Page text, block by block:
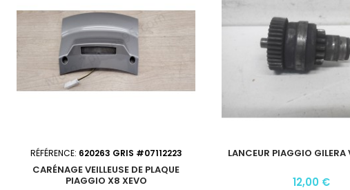
RÉFÉRENCE: 620263 GRIS #07112223
CARÉNAGE VEILLEUSE DE PLAQUE
PIAGGIO X8 XEVO
LANCEUR PIAGGIO GILERA
12,00 €